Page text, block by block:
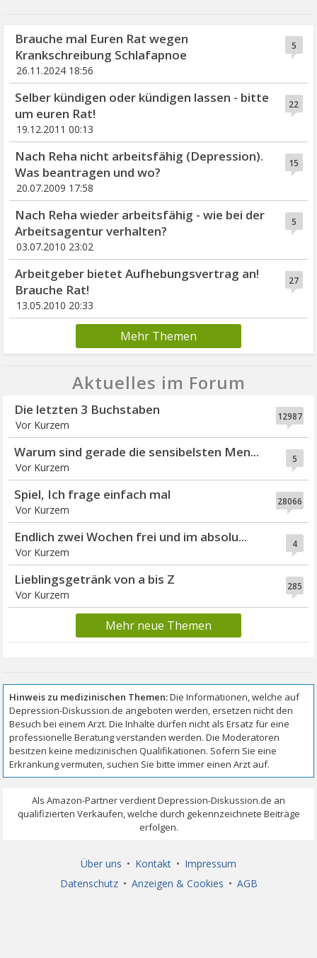
5
Brauche mal Euren Rat wegen
Krankschreibung Schlafapnoe
26.11.2024 18:56
22
Selber kündigen oder kündigen lassen - bitte
um euren Rat!
19.12.2011 00:13
15
Nach Reha nicht arbeitsfähig (Depression).
Was beantragen und wo?
20.07.2009 17:58
5
Nach Reha wieder arbeitsfähig - wie bei der
Arbeitsagentur verhalten?
03.07.2010 23:02
27
Arbeitgeber bietet Aufhebungsvertrag an!
Brauche Rat!
13.05.2010 20:33
Mehr Themen
Aktuelles im Forum
12987
Die letzten 3 Buchstaben
Vor Kurzem
5
Warum sind gerade die sensibelsten Men...
Vor Kurzem
28066
Spiel, Ich frage einfach mal
Vor Kurzem
4
Endlich zwei Wochen frei und im absolu...
Vor Kurzem
285
Lieblingsgetränk von a bis Z
Vor Kurzem
Mehr neue Themen
Über uns • Kontakt • Impressum
Datenschutz • Anzeigen & Cookies • AGB